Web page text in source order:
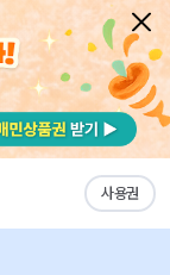
사용권